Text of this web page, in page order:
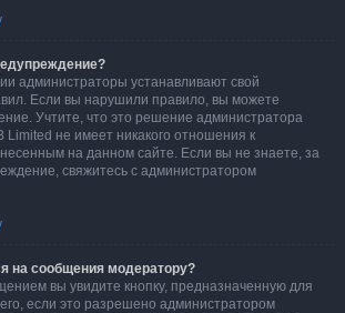
администраторы устанавливают свой
Если вы нарушили правило, вы можете
Учтите, что это решение администратора
не имеет никакого отношения к
на данном сайте. Если вы не знаете, за
свяжитесь с администратором
на сообщения модератору?
вы увидите кнопку, предназначенную для
если это разрешено администратором